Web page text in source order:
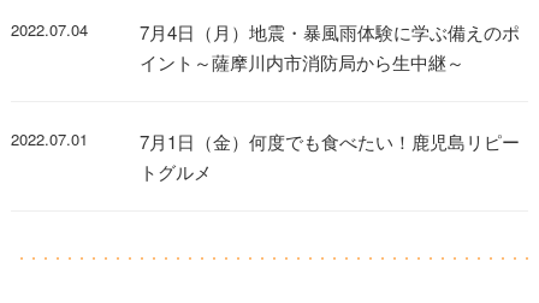
2022.07.04
7月4日（月）地震・暴風雨体験に学ぶ備えのポ
イント～薩摩川内市消防局から生中継～
2022.07.01
7月1日（金）何度でも食べたい！鹿児島リピー
トグルメ